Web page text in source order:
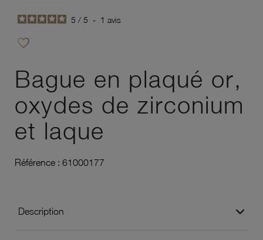
5 / 5 - 1 avis
favorite_border
Bague en plaqué or,
oxydes de zirconium
et laque
Référence : 61000177
Description